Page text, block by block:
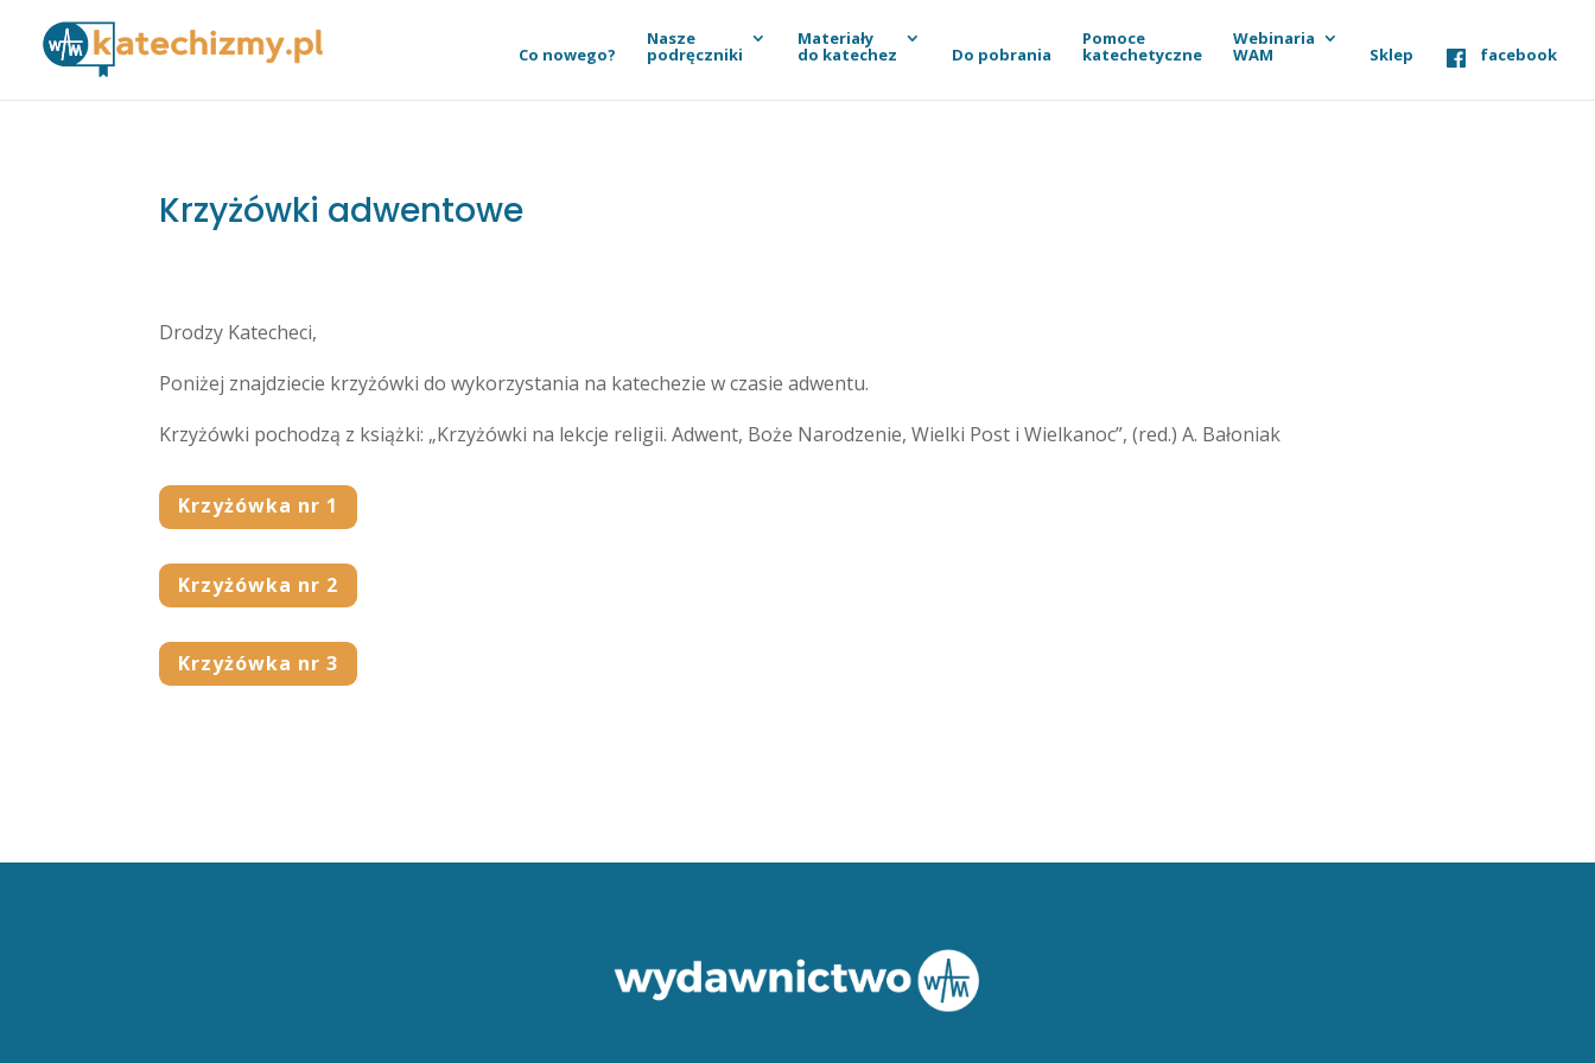
Co nowego?
Nasze
podręczniki
Materiały
do katechez Do pobrania
Pomoce
katechetyczne
Webinaria
WAM Sklep facebook
Krzyżówki adwentowe
Drodzy Katecheci,
Poniżej znajdziecie krzyżówki do wykorzystania na katechezie w czasie adwentu.
Krzyżówki pochodzą z książki: „Krzyżówki na lekcje religii. Adwent, Boże Narodzenie, Wielki Post i Wielkanoc”, (red.) A. Bałoniak
Krzyżówka nr 1
Krzyżówka nr 2
Krzyżówka nr 3